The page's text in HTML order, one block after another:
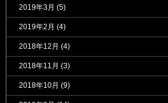
2019年3月 (5)
2019年2月 (4)
2018年12月 (4)
2018年11月 (3)
2018年10月 (9)